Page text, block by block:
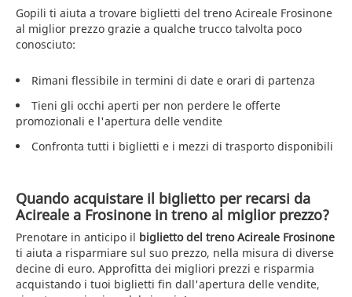
Gopili ti aiuta a trovare biglietti del treno Acireale Frosinone
al miglior prezzo grazie a qualche trucco talvolta poco
conosciuto:
Rimani flessibile in termini di date e orari di partenza
Tieni gli occhi aperti per non perdere le offerte
promozionali e l'apertura delle vendite
Confronta tutti i biglietti e i mezzi di trasporto disponibili
Quando acquistare il biglietto per recarsi da
Acireale a Frosinone in treno al miglior prezzo?
Prenotare in anticipo il biglietto del treno Acireale Frosinone
ti aiuta a risparmiare sul suo prezzo, nella misura di diverse
decine di euro. Approfitta dei migliori prezzi e risparmia
acquistando i tuoi biglietti fin dall'apertura delle vendite,